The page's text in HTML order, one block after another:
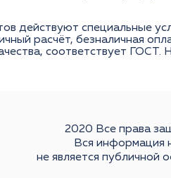
действуют специальные
расчёт, безналичная
соответствует
2020 Все права
Вся информация
не является публичной